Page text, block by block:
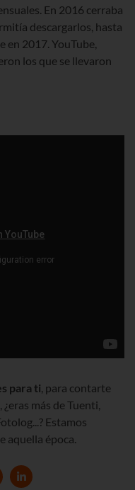
En 2016 cerraba
descargarlos, hasta
en 2017. YouTube,
los que se llevaron
para ti, para contarte
más de Tuenti,
Estamos
aquella época.